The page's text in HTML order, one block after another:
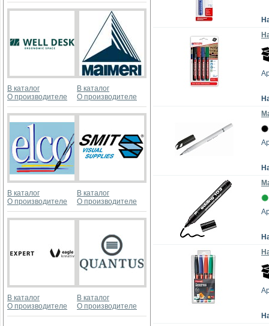
В каталог
О производителе
В каталог
О производителе
В каталог
О производителе
В каталог
О производителе
В каталог
О производителе
В каталог
О производителе